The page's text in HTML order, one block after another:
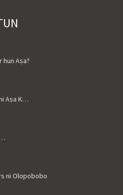
Aṣa?
Aṣa K…
ni Olopobobo